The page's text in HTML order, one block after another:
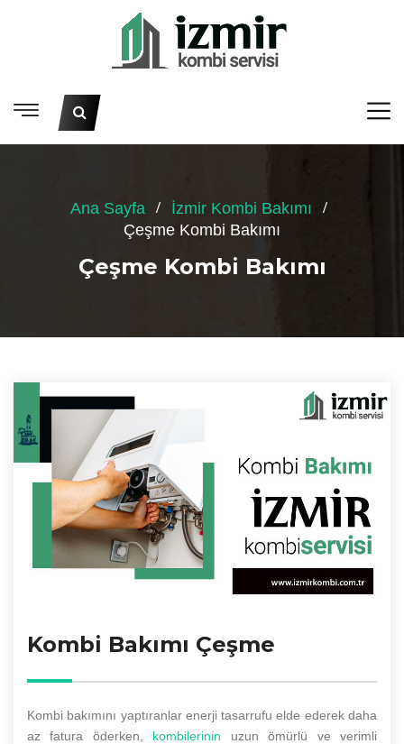
Ana Sayfa
İzmir Kombi Bakımı
Çeşme Kombi Bakımı
Çeşme Kombi Bakımı
Kombi Bakımı Çeşme
Kombi bakımını yaptıranlar enerji tasarrufu elde ederek daha
az fatura öderken, kombilerinin uzun ömürlü ve verimli